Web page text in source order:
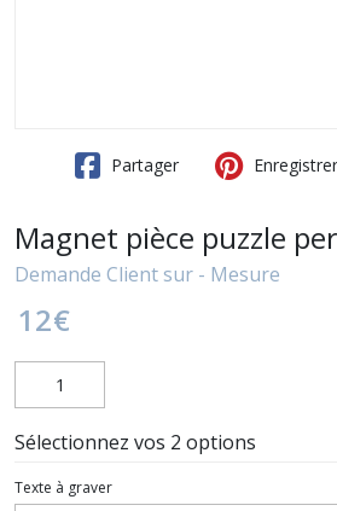
Partager Enregistrer
Magnet pièce puzzle
Demande Client sur - Mesure
12€
Sélectionnez vos 2 options
Texte à graver